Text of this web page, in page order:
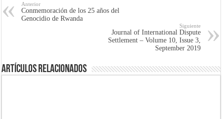
Anterior
Conmemoración de los 25 años del
Genocidio de Rwanda
Siguiente
Journal of International Dispute
Settlement – Volume 10, Issue 3,
September 2019
Artículos Relacionados